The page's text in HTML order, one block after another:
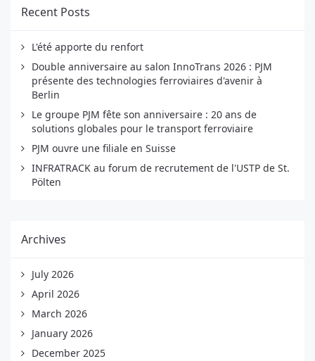
Recent Posts
L'été apporte du renfort
Double anniversaire au salon InnoTrans 2026 : PJM
présente des technologies ferroviaires d'avenir à
Berlin
Le groupe PJM fête son anniversaire : 20 ans de
solutions globales pour le transport ferroviaire
PJM ouvre une filiale en Suisse
INFRATRACK au forum de recrutement de l'USTP de St.
Pölten
Archives
July 2026
April 2026
March 2026
January 2026
December 2025